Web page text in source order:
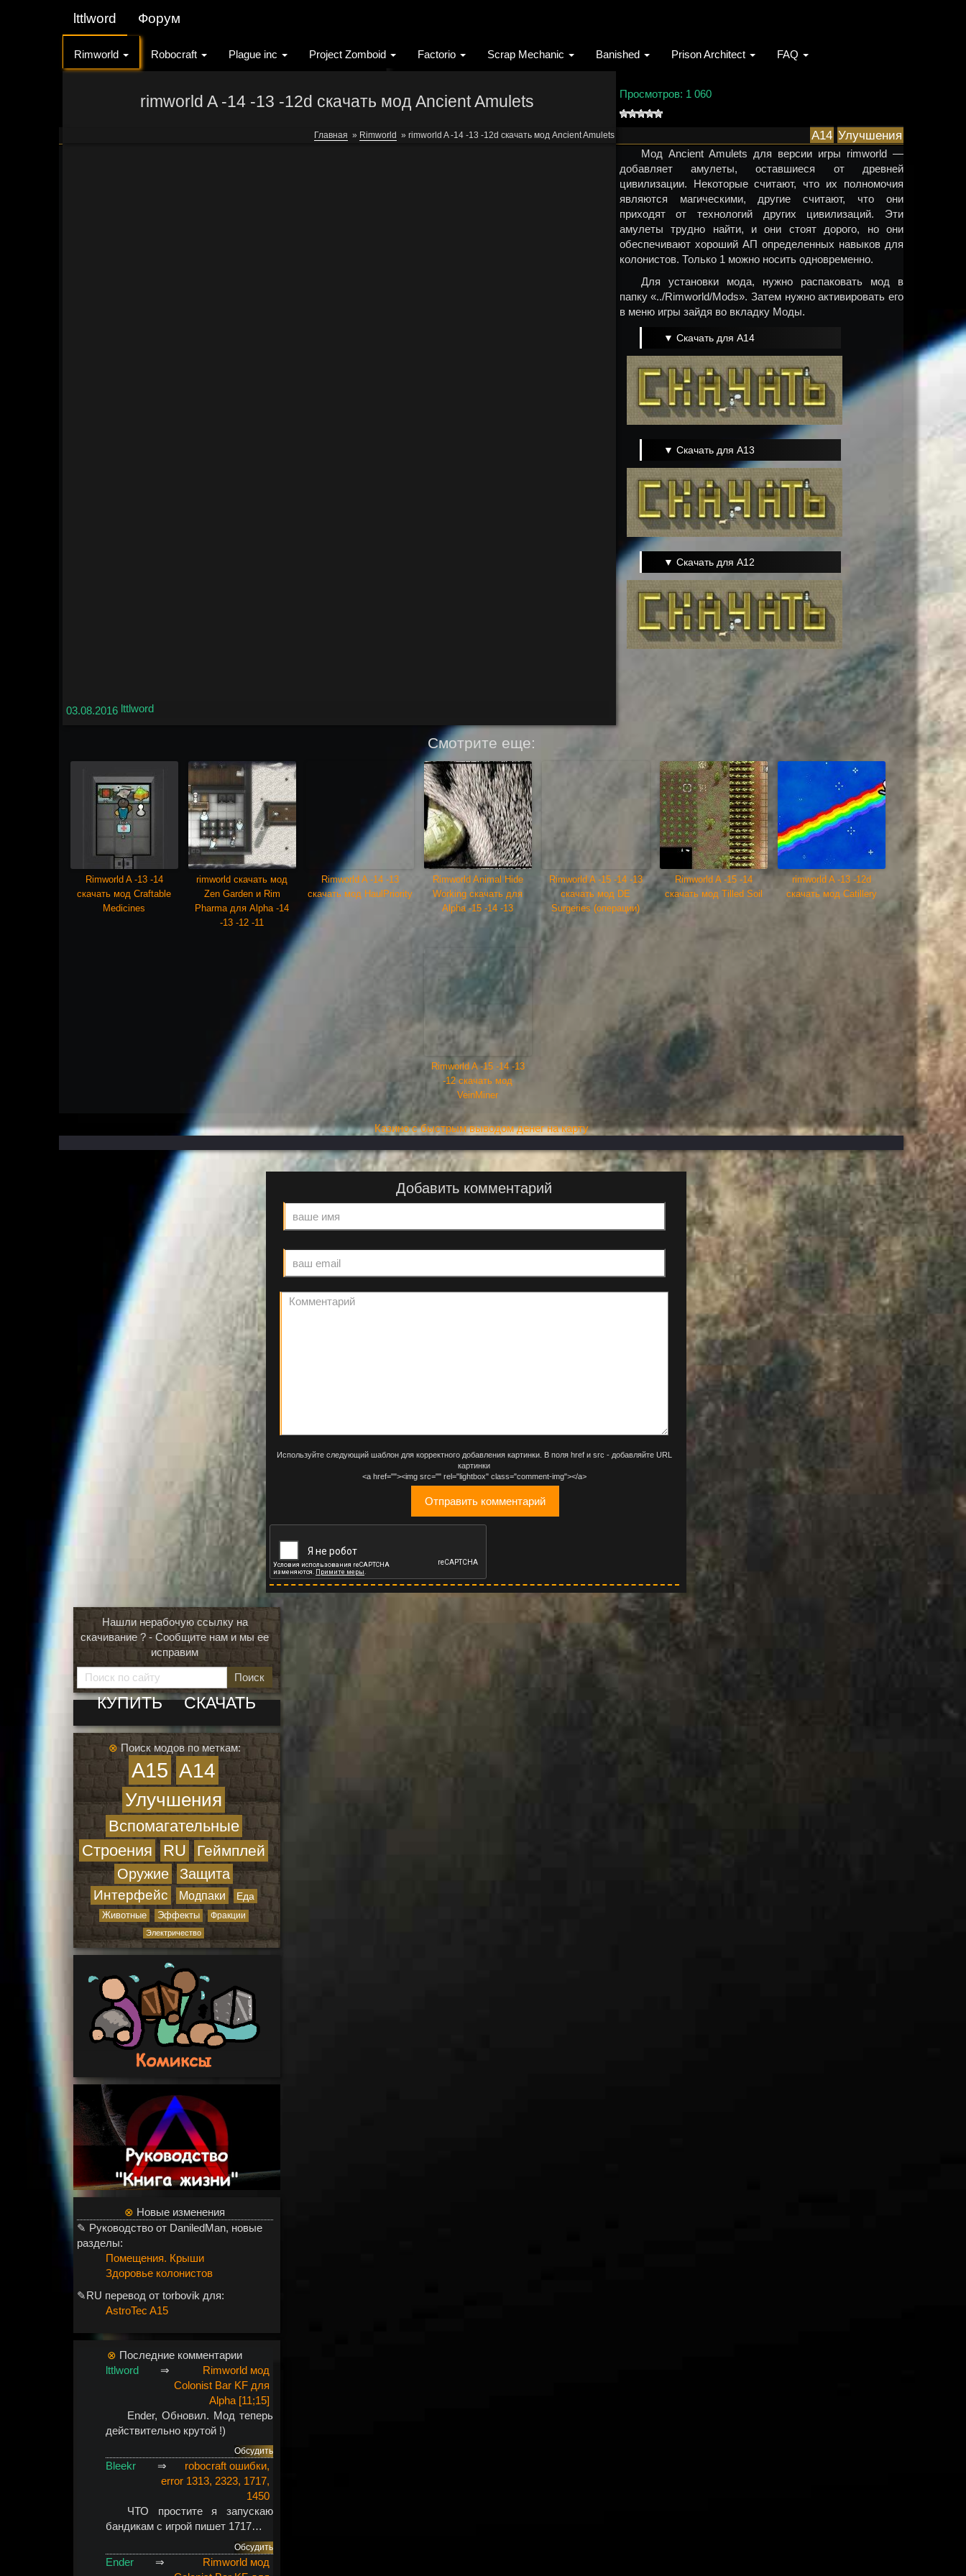
lttlword Форум
Rimworld Robocraft Plague inc Project Zomboid Factorio Scrap Mechanic Banished Prison Architect FAQ
rimworld A -14 -13 -12d скачать мод Ancient Amulets
Главная » Rimworld » rimworld A -14 -13 -12d скачать мод Ancient Amulets
03.08.2016 lttlword
Просмотров: 1 060
A14 Улучшения
Мод Ancient Amulets для версии игры rimworld —
добавляет амулеты, оставшиеся от древней
цивилизации. Некоторые считают, что их полномочия
являются магическими, другие считают, что они
приходят от технологий других цивилизаций. Эти
амулеты трудно найти, и они стоят дорого, но они
обеспечивают хороший АП определенных навыков для
колонистов. Только 1 можно носить одновременно.
Для установки мода, нужно распаковать мод в
папку «../Rimworld/Mods». Затем нужно активировать его
в меню игры зайдя во вкладку Моды.
▼ Скачать для A14
▼ Скачать для A13
▼ Скачать для A12
Смотрите еще:
Rimworld A -13 -14
скачать мод Craftable
Medicines
rimworld скачать мод
Zen Garden и Rim
Pharma для Alpha -14
-13 -12 -11
Rimworld A -14 -13
скачать мод HaulPriority
Rimworld Animal Hide
Working скачать для
Alpha -15 -14 -13
Rimworld A -15 -14 -13
скачать мод DE
Surgeries (операции)
Rimworld A -15 -14
скачать мод Tilled Soil
rimworld A -13 -12d
скачать мод Catillery
Rimworld A -15 -14 -13
-12 скачать мод
VeinMiner
Казино с быстрым выводом денег на карту
Добавить комментарий
Используйте следующий шаблон для корректного добавления картинки. В поля href и src - добавляйте URL
картинки
<a href=""><img src="" rel="lightbox" class="comment-img"></a>
Нашли нерабочую ссылку на
скачивание ? - Сообщите нам и мы ее
исправим
Поиск
КУПИТЬ СКАЧАТЬ
⊗ Поиск модов по меткам:
A15 A14
Улучшения
Вспомагательные
Строения
RU Геймплей
Оружие Защита
Интерфейс Модпаки Еда
Животные Эффекты Фракции
Электричество
⊗ Новые изменения
✎ Руководство от DaniledMan, новые
разделы:
Помещения. Крыши
Здоровье колонистов
✎RU перевод от torbovik для:
AstroTec A15
⊗ Последние комментарии
lttlword
⇒
Rimworld мод
Colonist Bar KF для
Alpha [11;15]
Ender, Обновил. Мод теперь
действительно крутой !)
Обсудить
Bleekr ⇒
robocraft ошибки,
error 1313, 2323, 1717,
1450
ЧТО простите я запускаю
бандикам с игрой пишет 1717…
Обсудить
Ender ⇒
Rimworld мод